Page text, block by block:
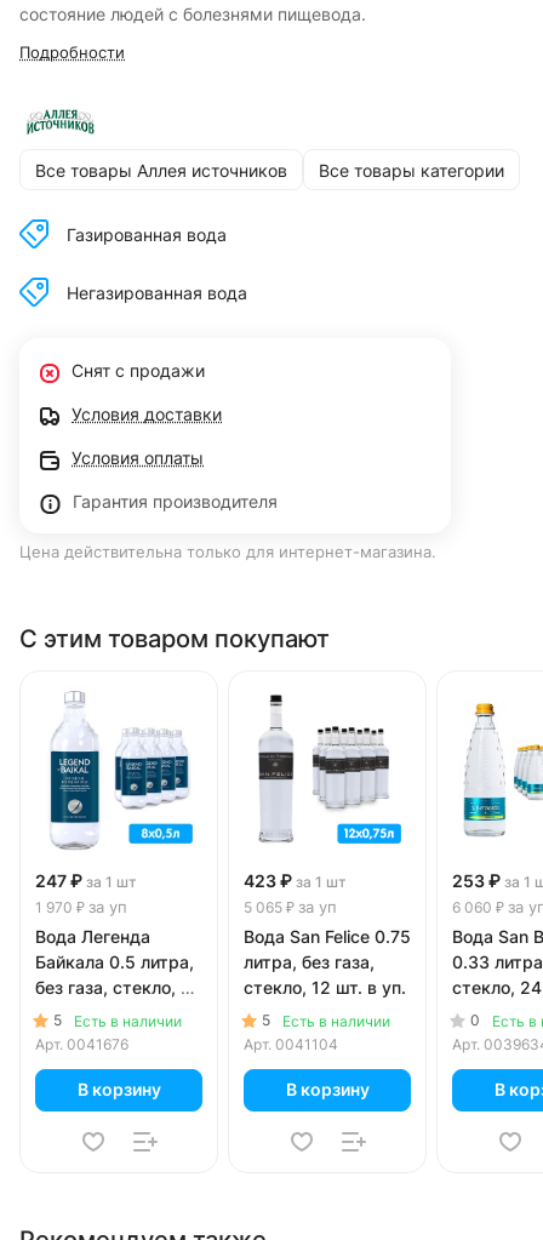
состояние людей с болезнями пищевода.
Подробности
Все товары Аллея источников Все товары категории
Газированная вода
Негазированная вода
Снят с продажи
Условия доставки
Условия оплаты
Гарантия производителя
Цена действительна только для интернет-магазина.
С этим товаром покупают
247 ₽ за 1 шт
1 970 ₽ за уп
Вода Легенда
Байкала 0.5 литра,
без газа, стекло, 8
шт. в уп.
5
Есть в наличии
Арт. 0041676
В корзину
423 ₽ за 1 шт
5 065 ₽ за уп
Вода San Felice 0.75
литра, без газа,
стекло, 12 шт. в уп.
5
Есть в наличии
Арт. 0041104
В корзину
253 ₽ за 1
6 060 ₽ за
Вода San
0.33
стекло,
0
Есть в
Арт.
В